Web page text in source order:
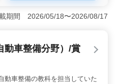
募集＞ 名古屋市中川区で
集。定期点検整備、車検対
など幅広い業務をおまかせ
活かし、安定した職場で働
業務に携われる＞ 自家
取り付け、修理まで幅広い
期間 2026/05/18〜2026/08/17
動車整備分野）/賞
動車整備の教科を担当していた